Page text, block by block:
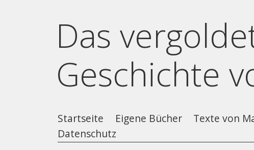
Das
Geschichte
Startseite Eigene Bücher Texte von
Datenschutz